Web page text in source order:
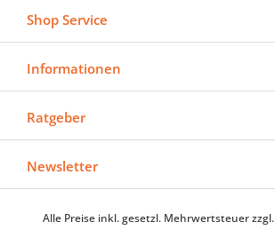
Shop Service
Informationen
Ratgeber
Newsletter
Alle Preise inkl. gesetzl. Mehrwertsteuer zzgl.